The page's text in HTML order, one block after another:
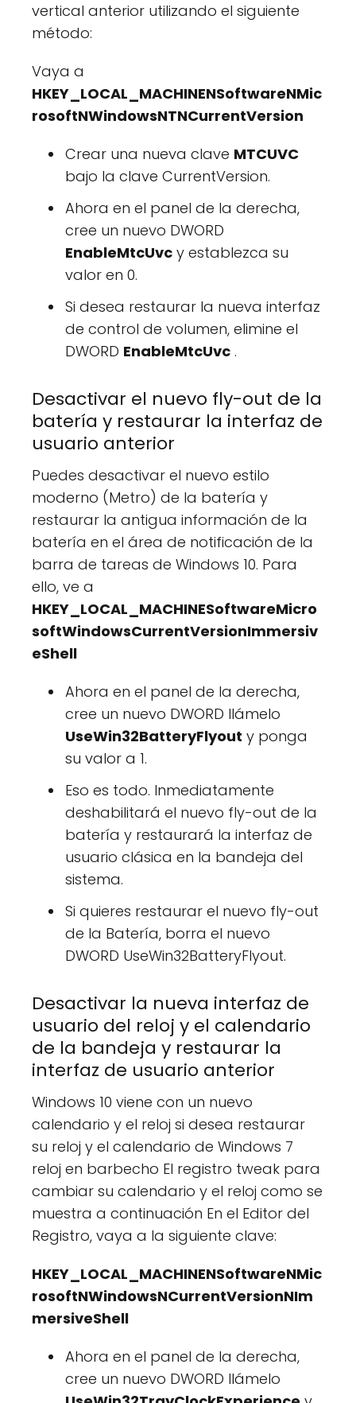
vertical anterior utilizando el siguiente
método:
Vaya a
HKEY_LOCAL_MACHINENSoftwareNMic
rosoftNWindowsNTNCurrentVersion
Crear una nueva clave MTCUVC
bajo la clave CurrentVersion.
Ahora en el panel de la derecha,
cree un nuevo DWORD
EnableMtcUvc y establezca su
valor en 0.
Si desea restaurar la nueva interfaz
de control de volumen, elimine el
DWORD EnableMtcUvc .
Desactivar el nuevo fly-out de la
batería y restaurar la interfaz de
usuario anterior
Puedes desactivar el nuevo estilo
moderno (Metro) de la batería y
restaurar la antigua información de la
batería en el área de notificación de la
barra de tareas de Windows 10. Para
ello, ve a
HKEY_LOCAL_MACHINESoftwareMicro
softWindowsCurrentVersionImmersiv
eShell
Ahora en el panel de la derecha,
cree un nuevo DWORD llámelo
UseWin32BatteryFlyout y ponga
su valor a 1.
Eso es todo. Inmediatamente
deshabilitará el nuevo fly-out de la
batería y restaurará la interfaz de
usuario clásica en la bandeja del
sistema.
Si quieres restaurar el nuevo fly-out
de la Batería, borra el nuevo
DWORD UseWin32BatteryFlyout.
Desactivar la nueva interfaz de
usuario del reloj y el calendario
de la bandeja y restaurar la
interfaz de usuario anterior
Windows 10 viene con un nuevo
calendario y el reloj si desea restaurar
su reloj y el calendario de Windows 7
reloj en barbecho El registro tweak para
cambiar su calendario y el reloj como se
muestra a continuación En el Editor del
Registro, vaya a la siguiente clave:
HKEY_LOCAL_MACHINENSoftwareNMic
rosoftNWindowsNCurrentVersionNIm
mersiveShell
Ahora en el panel de la derecha,
cree un nuevo DWORD llámelo